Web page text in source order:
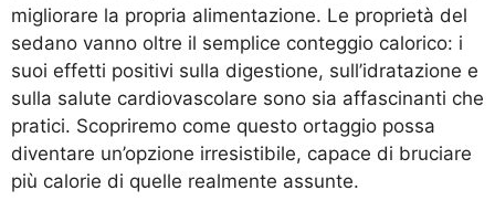
migliorare la propria alimentazione. Le proprietà del
sedano vanno oltre il semplice conteggio calorico: i
suoi effetti positivi sulla digestione, sull’idratazione e
sulla salute cardiovascolare sono sia affascinanti che
pratici. Scopriremo come questo ortaggio possa
diventare un’opzione irresistibile, capace di bruciare
più calorie di quelle realmente assunte.